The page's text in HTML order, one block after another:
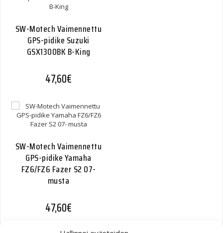
SW-Motech Vaimennettu
GPS-pidike Suzuki
GSX1300BK B-King
47,60€
SW-Motech Vaimennettu
GPS-pidike Yamaha
FZ6/FZ6 Fazer S2 07-
musta
47,60€